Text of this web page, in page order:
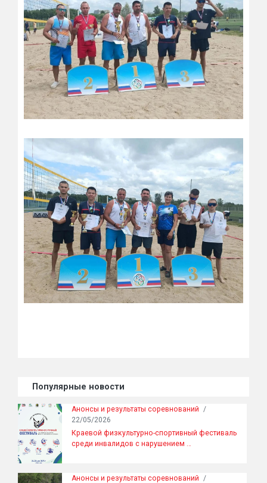
Популярные новости
Анонсы и результаты соревнований /
22/05/2026
Краевой физкультурно-спортивный фестиваль
среди инвалидов с нарушением …
Анонсы и результаты соревнований /